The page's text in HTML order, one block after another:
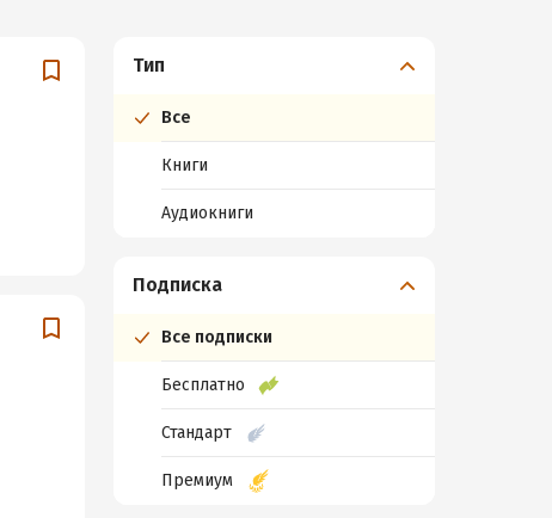
Тип
Все
Книги
Аудиокниги
Подписка
Все подписки
Бесплатно
Стандарт
Премиум